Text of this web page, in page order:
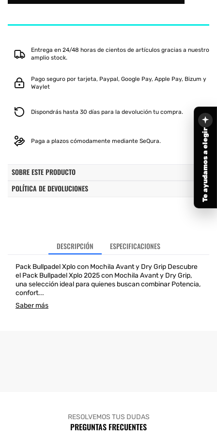
XPLO
2
GRIP
XPLO
2
GRIP
Entrega en 24/48 horas de cientos de artículos gracias a nuestro
amplio stock.
Pago seguro por tarjeta, Paypal, Google Pay, Apple Pay, Bizum y
Waylet
Dispondrás hasta 30 días para la devolución tu compra.
Paga a plazos cómodamente mediante SeQura.
SOBRE ESTE PRODUCTO
POLÍTICA DE DEVOLUCIONES
DESCRIPCIÓN ESPECIFICACIONES
Pack Bullpadel Xplo con Mochila Avant y Dry Grip Descubre
el Pack Bullpadel Xplo 2025 con Mochila Avant y Dry Grip,
una selección ideal para quienes buscan combinar Potencia,
confort...
Saber más
RESOLVEMOS TUS DUDAS
PREGUNTAS FRECUENTES
Te ayudamos a elegir